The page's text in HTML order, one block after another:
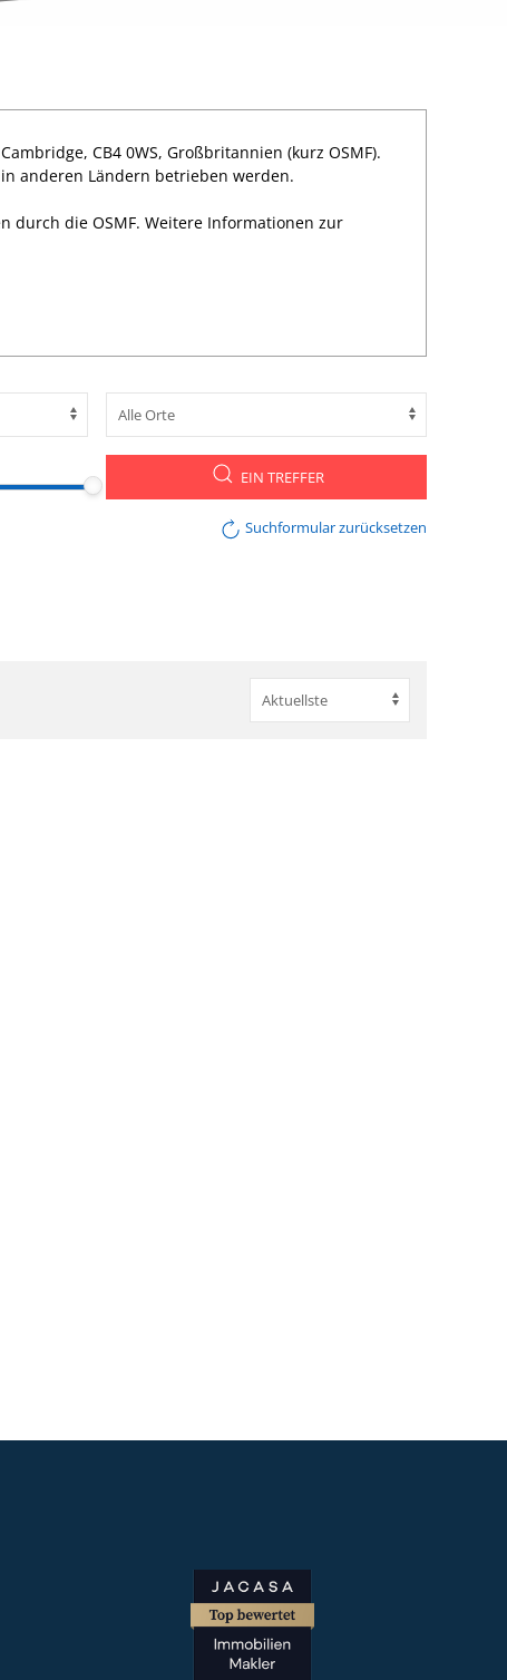
CB4 0WS, Großbritannien (kurz OSMF).
anderen Ländern betrieben werden.
durch die OSMF. Weitere Informationen zur
EIN TREFFER
Suchformular zurücksetzen